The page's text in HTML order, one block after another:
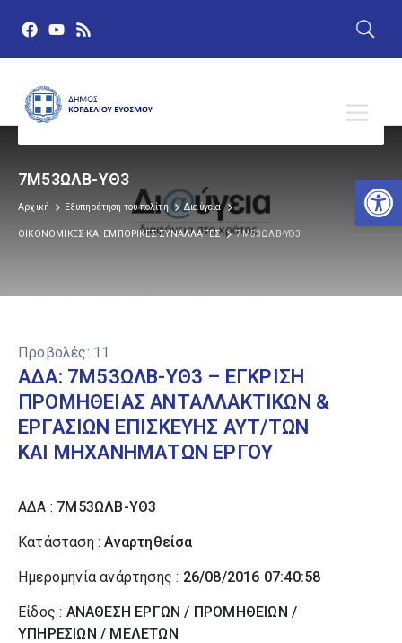
7Μ53ΩΛΒ-ΥΘ3
Αρχική Εξυπηρέτηση του πολίτη Διαύγεια
ΟΙΚΟΝΟΜΙΚΕΣ ΚΑΙ ΕΜΠΟΡΙΚΕΣ ΣΥΝΑΛΛΑΓΕΣ 7Μ53ΩΛΒ-ΥΘ3
Προβολές: 11
ΑΔΑ: 7Μ53ΩΛΒ-ΥΘ3 – ΕΓΚΡΙΣΗ
ΠΡΟΜΗΘΕΙΑΣ ΑΝΤΑΛΛΑΚΤΙΚΩΝ &
ΕΡΓΑΣΙΩΝ ΕΠΙΣΚΕΥΗΣ ΑΥΤ/ΤΩΝ
ΚΑΙ ΜΗΧΑΝΗΜΑΤΩΝ ΕΡΓΟΥ
ΑΔΑ : 7Μ53ΩΛΒ-ΥΘ3
Κατάσταση :Αναρτηθείσα
Ημερομηνία ανάρτησης : 26/08/2016 07:40:58
Είδος : ΑΝΑΘΕΣΗ ΕΡΓΩΝ / ΠΡΟΜΗΘΕΙΩΝ /
ΥΠΗΡΕΣΙΩΝ / ΜΕΛΕΤΩΝ